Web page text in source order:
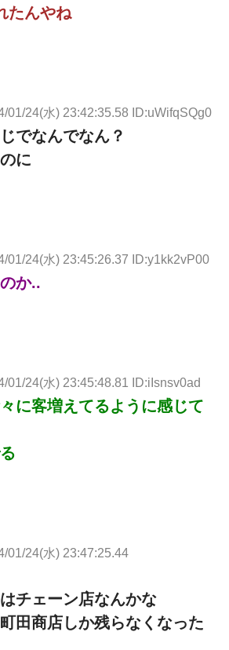
たんやね
01/24(水) 23:42:35.58 ID:uWifqSQg0
でなんでなん？
に
01/24(水) 23:45:26.37 ID:y1kk2vP00
か..
01/24(水) 23:45:48.81 ID:iIsnsv0ad
に客増えてるように感じて
01/24(水) 23:47:25.44
チェーン店なんかな
田商店しか残らなくなった